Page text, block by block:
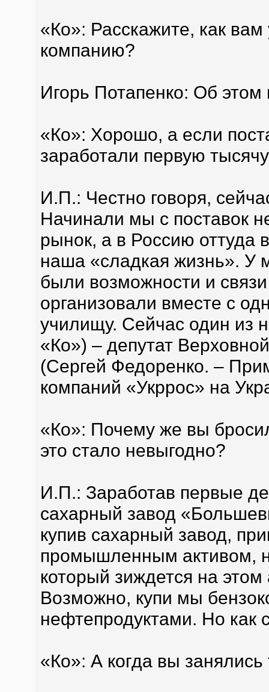
«Ко»: Расскажите, как
компанию?
Игорь Потапенко: Об этом
«Ко»: Хорошо, а если
заработали первую
И.П.: Честно говоря,
Начинали мы с поставок
рынок, а в Россию оттуда
наша «сладкая жизнь». У
были возможности и
организовали вместе с
училищу. Сейчас один из
«Ко») – депутат
(Сергей Федоренко. –
компаний «Укррос» на
«Ко»: Почему же вы
это стало невыгодно?
И.П.: Заработав первые
сахарный завод
купив сахарный завод,
промышленным активом,
который зиждется на
Возможно, купи мы
нефтепродуктами. Но как
«Ко»: А когда вы